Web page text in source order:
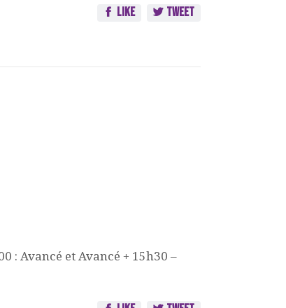
Like Tweet
: Avancé et Avancé + 15h30 –